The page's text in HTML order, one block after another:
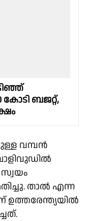
ബജറ്റ്,
വമ്പന്‍
താല്‍ എന്ന
ഉത്തരേന്ത്യയില്‍